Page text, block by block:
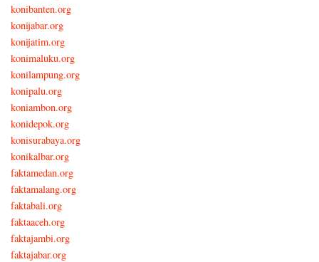
konibanten.org
konijabar.org
konijatim.org
konimaluku.org
konilampung.org
konipalu.org
koniambon.org
konidepok.org
konisurabaya.org
konikalbar.org
faktamedan.org
faktamalang.org
faktabali.org
faktaaceh.org
faktajambi.org
faktajabar.org